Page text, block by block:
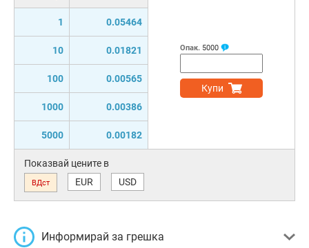
1 0.05464
10 0.01821
100 0.00565
1000 0.00386
5000 0.00182
Опак. 5000
Купи
Показвай цените в
ВДст EUR USD
Информирай за грешка